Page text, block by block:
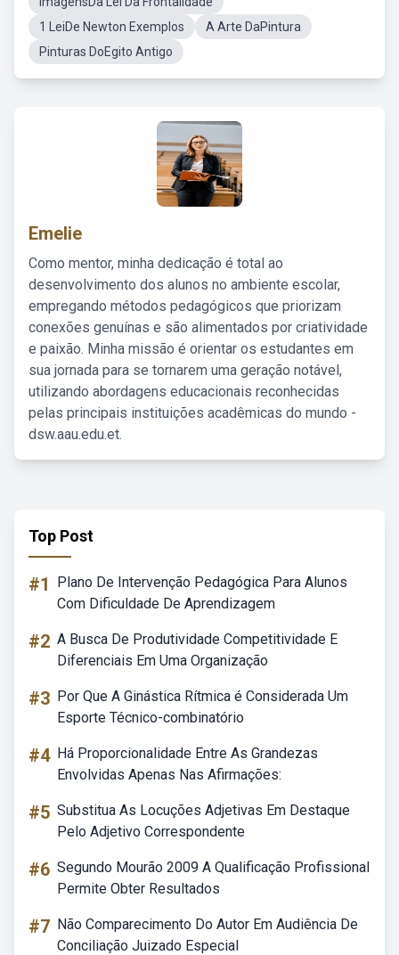
1 LeiDe Newton Exemplos
A Arte DaPintura
Pinturas DoEgito Antigo
Emelie
Como mentor, minha dedicação é total ao
desenvolvimento dos alunos no ambiente escolar,
empregando métodos pedagógicos que priorizam
conexões genuínas e são alimentados por criatividade
e paixão. Minha missão é orientar os estudantes em
sua jornada para se tornarem uma geração notável,
utilizando abordagens educacionais reconhecidas
pelas principais instituições acadêmicas do mundo -
dsw.aau.edu.et.
Top Post
#1
Plano De Intervenção Pedagógica Para Alunos
Com Dificuldade De Aprendizagem
#2 A Busca De Produtividade Competitividade E
Diferenciais Em Uma Organização
#3 Por Que A Ginástica Rítmica é Considerada Um
Esporte Técnico-combinatório
#4 Há Proporcionalidade Entre As Grandezas
Envolvidas Apenas Nas Afirmações:
#5 Substitua As Locuções Adjetivas Em Destaque
Pelo Adjetivo Correspondente
#6 Segundo Mourão 2009 A Qualificação Profissional
Permite Obter Resultados
#7 Não Comparecimento Do Autor Em Audiência De
Conciliação Juizado Especial